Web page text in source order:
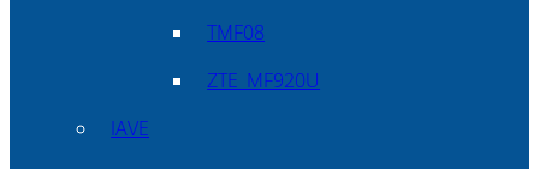
TMF08
ZTE_MF920U
IAVE